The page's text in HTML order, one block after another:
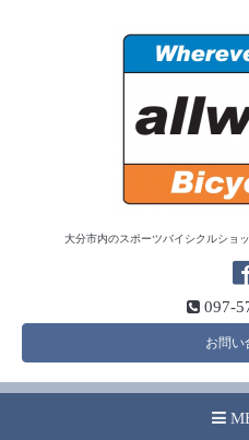
大分市内のスポーツバイシクルショ
097-
お問い